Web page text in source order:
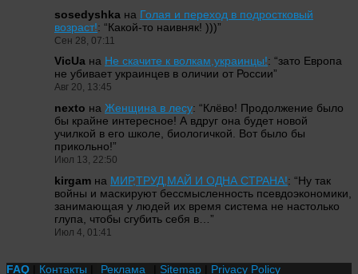
sosedyshka на Голая и переход в подростковый
возраст!: “Какой-то наивняк! )))”
Сен 28, 07:11
VicUa на Не скачите к волкам,украинцы!: “зато Европа
не убивает украинцев в оличии от России”
Авг 20, 13:45
nexto на Женщина в лесу: “Клёво! Продолжение было
бы крайне интересное! А вдруг она будет новой
училкой в его школе, биологичкой. Вот было бы
прикольно!”
Июл 13, 22:50
kirgam на МИР,ТРУД,МАЙ И ОДНА СТРАНА!: “Ну так
войны и маскируют бессмысленность псевдоэкономики,
занимающая у людей их время система не настолько
глупа, чтобы сгубить себя в… ”
Июл 4, 01:41
FAQ Контакты Реклама Sitemap Privacy Policy